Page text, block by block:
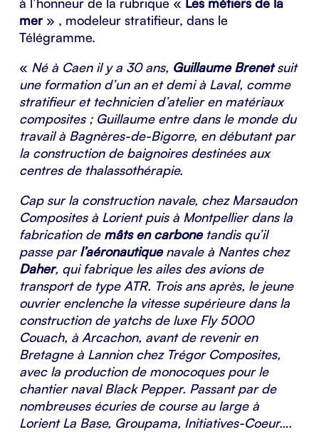
mer » , modeleur stratifieur, dans le
Télégramme.
« Né à Caen il y a 30 ans, Guillaume Brenetsuit
une formation d’un an et demi à Laval, comme
stratifieur et technicien d’atelier en matériaux
composites ; Guillaume entre dans le monde du
travail à Bagnères-de-Bigorre, en débutant par
la construction de baignoires destinées aux
centres de thalassothérapie.
Cap sur la construction navale, chez Marsaudon
Composites à Lorient puis à Montpellier dans la
fabrication de mâts en carbonetandis qu’il
passe parl’aéronautiquenavale à Nantes chez
Daher, qui fabrique les ailes des avions de
transport de type ATR. Trois ans après, le jeune
ouvrier enclenche la vitesse supérieure dans la
construction de yatchs de luxe Fly 5000
Couach, à Arcachon, avant de revenir en
Bretagne à Lannion chez Trégor Composites,
avec la production de monocoques pour le
chantier naval Black Pepper. Passant par de
nombreuses écuries de course au large à
Lorient La Base, Groupama, Initiatives-Coeur….